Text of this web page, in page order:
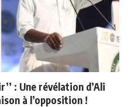
: Une révélation d’Ali
à l’opposition !